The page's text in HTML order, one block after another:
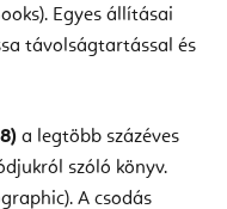
Egyes állításai
távolságtartással és
a legtöbb százéves
szóló könyv.
A csodás